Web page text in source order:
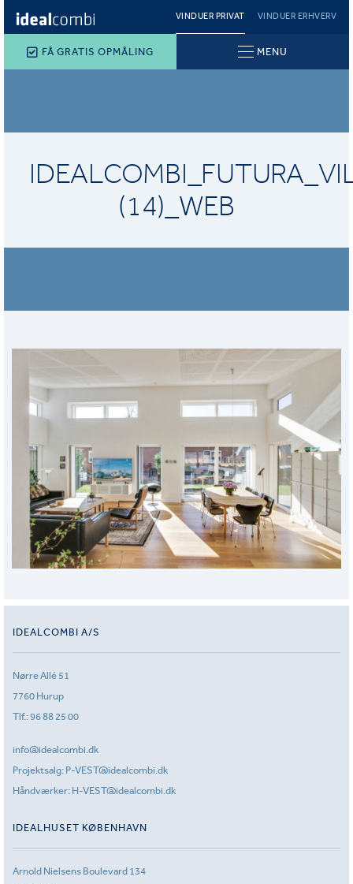
VINDUER PRIVAT VINDUER ERHVERV
FÅ GRATIS OPMÅLING MENU
(14)_WEB
IDEALCOMBI A/S
Nørre Allé 51
7760 Hurup
Tlf.:96 88 25 00
info@idealcombi.dk
Projektsalg: P-VEST@idealcombi.dk
Håndværker: H-VEST@idealcombi.dk
IDEALHUSET KØBENHAVN
Arnold Nielsens Boulevard 134